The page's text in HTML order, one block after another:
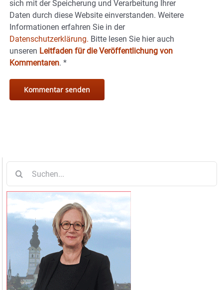
sich mit der Speicherung und Verarbeitung Ihrer
Daten durch diese Website einverstanden. Weitere
Informationen erfahren Sie in der
Datenschutzerklärung. Bitte lesen Sie hier auch
unseren Leitfaden für die Veröffentlichung von
Kommentaren. *
nach: